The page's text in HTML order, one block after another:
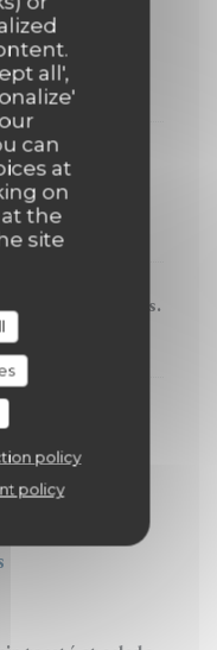
all',
can
at
on
the
site
policy
policy
et Thierry
purée de
moules Bouchots.
Frites &